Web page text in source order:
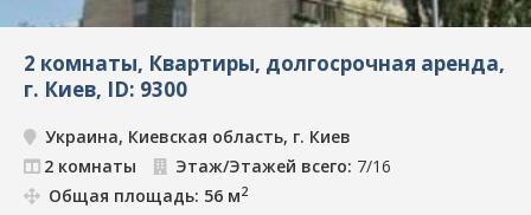
2 комнаты, Квартиры, долгосрочная аренда,
г. Киев, ID: 9300
Украина, Киевская область, г. Киев
2 комнаты
Этаж/Этажей всего: 7/16
Общая площадь: 56 м2